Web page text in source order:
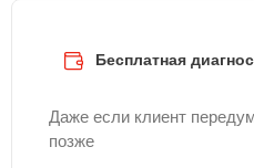
Бесплатная
Даже если клиент
позже